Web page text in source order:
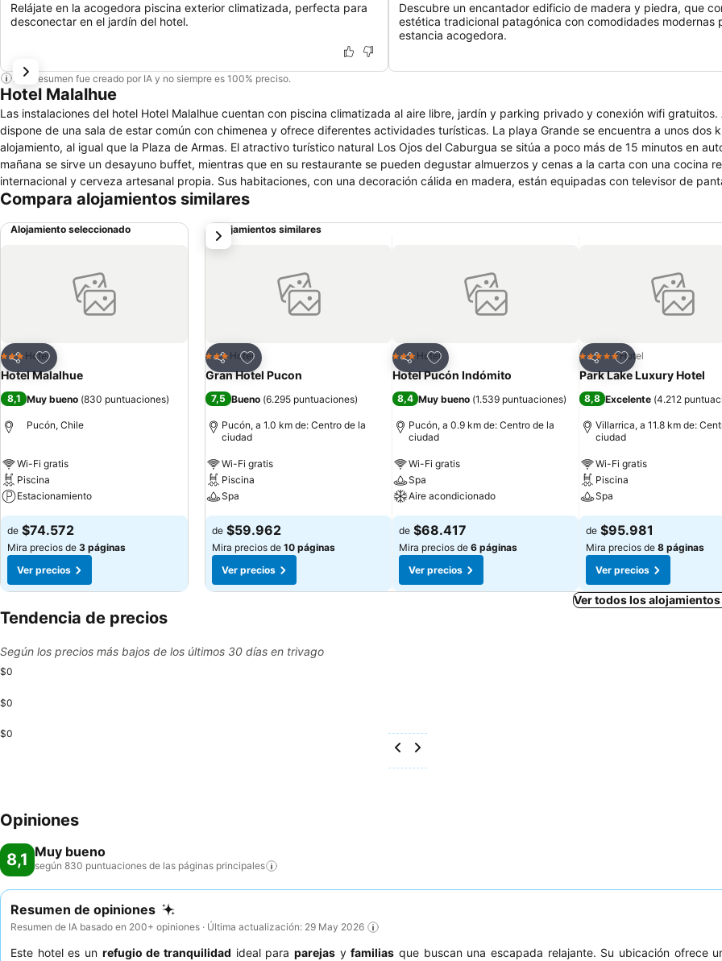
Relájate en la acogedora piscina exterior climatizada, perfecta para
desconectar en el jardín del hotel.
Descubre un encantador edificio de madera y piedra, que
estética tradicional patagónica con comodidades modernas
estancia acogedora.
Este resumen fue creado por IA y no siempre es 100% preciso.
Hotel Malalhue
Las instalaciones del hotel Hotel Malalhue cuentan con piscina climatizada al aire libre, jardín y parking privado y conexión wifi gratuitos.
dispone de una sala de estar común con chimenea y ofrece diferentes actividades turísticas. La playa Grande se encuentra a unos dos
alojamiento, al igual que la Plaza de Armas. El atractivo turístico natural Los Ojos del Caburgua se sitúa a poco más de 15 minutos en
mañana se sirve un desayuno buffet, mientras que en su restaurante se pueden degustar almuerzos y cenas a la carta con una cocina
internacional y cerveza artesanal propia. Sus habitaciones, con una decoración cálida en madera, están equipadas con televisor de
caja fuerte y baño privado con amenities y secador de cabello. Con un estilo que recuerda a los alojamientos de la alta montaña, el hotel
Compara alojamientos similares
Alojamiento seleccionado
Compartir
Agregar a favoritos
3 Estrellas
Hotel
Hotel Malalhue
8,1 Muy bueno (830 puntuaciones)
Pucón, Chile
Wi-Fi gratis
Piscina
Estacionamiento
de $74.572
Mira precios de 3 páginas
Ver precios
Alojamientos similares
Compartir
Agregar a favoritos
3 Estrellas
Hotel
Gran Hotel Pucon
7,5 Bueno (6.295 puntuaciones)
Pucón, a 1.0 km de: Centro de la
ciudad
Wi-Fi gratis
Piscina
Spa
de $59.962
Mira precios de 10 páginas
Ver precios
Compartir
Agregar a favoritos
3 Estrellas
Hotel
Hotel Pucón Indómito
8,4 Muy bueno (1.539 puntuaciones)
Pucón, a 0.9 km de: Centro de la
ciudad
Wi-Fi gratis
Spa
Aire acondicionado
de $68.417
Mira precios de 6 páginas
Ver precios
Compartir
Agregar a
5 EstrellasHotel
Park Lake Luxury Hotel
8,8 Excelente (4.212
Villarrica, a 11.8 km de:
ciudad
Wi-Fi gratis
Piscina
Spa
de $95.981
Mira precios de 8 páginas
Ver precios
siguiente
Ver todos los alojamientos
Tendencia de precios
Según los precios más bajos de los últimos 30 días en trivago
$0
$0
$0
Opiniones
8,1 Muy bueno
según 830 puntuaciones de las páginas principales
Resumen de opiniones
Resumen de IA basado en 200+ opiniones · Última actualización: 29 May 2026
Este hotel es un refugio de tranquilidad ideal paraparejas yfamilias que buscan una escapada relajante. Su ubicación ofrece